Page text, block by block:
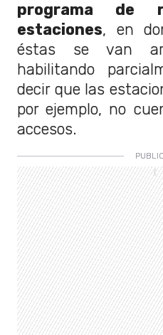
programa de
estaciones, en
éstas se van
habilitando
decir que las
por ejemplo, no
accesos.